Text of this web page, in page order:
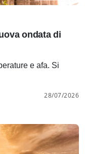
ondata di
e afa. Si
28/07/2026